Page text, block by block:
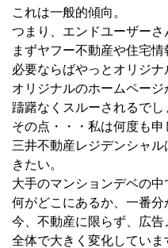
これは一般的傾向。
つまり、エンドユーザーさ
まずヤフー不動産や住宅
必要ならばやっとオリジナ
オリジナルのホームペー
躊躇なくスルーされるでし
その点・・・私は何度も
三井不動産レジデンシャ
きたい。
大手のマンションデベの中
何がどこにあるか、一番分
今、不動産に限らず、広
全体で大きく変化していま